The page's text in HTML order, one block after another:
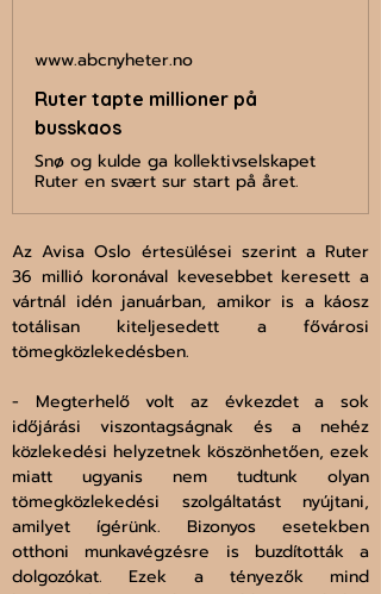
www.abcnyheter.no
Ruter tapte millioner på
busskaos
Snø og kulde ga kollektivselskapet
Ruter en svært sur start på året.
Az Avisa Oslo értesülései szerint a Ruter
36 millió koronával kevesebbet keresett a
vártnál idén januárban, amikor is a káosz
totálisan kiteljesedett a fővárosi
tömegközlekedésben.
- Megterhelő volt az évkezdet a sok
időjárási viszontagságnak és a nehéz
közlekedési helyzetnek köszönhetően, ezek
miatt ugyanis nem tudtunk olyan
tömegközlekedési szolgáltatást nyújtani,
amilyet ígérünk. Bizonyos esetekben
otthoni munkavégzésre is buzdították a
dolgozókat. Ezek a tényezők mind